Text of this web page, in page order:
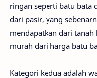
ringan seperti batu bata
dari pasir, yang
mendapatkan dari tanah
murah dari harga batu
Kategori kedua adalah